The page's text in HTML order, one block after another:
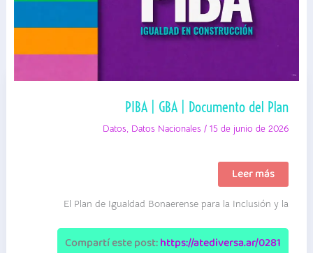
PIBA | GBA | Documento del Plan
Datos, Datos Nacionales /15 de junio de 2026
PIBA
|
GBA
|
del
Plan
Leer más
El Plan de Igualdad Bonaerense para la Inclusión y la
Compartí este post:https://atediversa.ar/0281